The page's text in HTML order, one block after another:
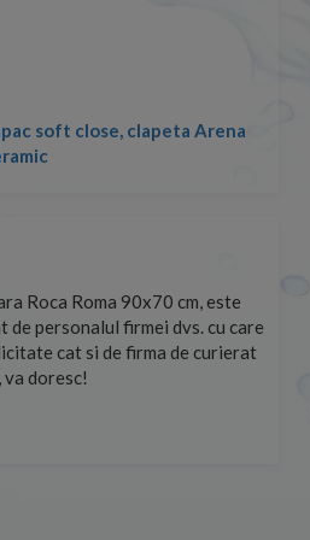
soft close, clapeta Arena
Roca Roma 90x70 cm, este
personalul firmei dvs. cu care
cat si de firma de curierat
va doresc!